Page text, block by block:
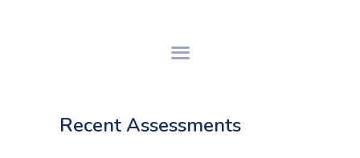
SOBRE SNH
Recent Assessments